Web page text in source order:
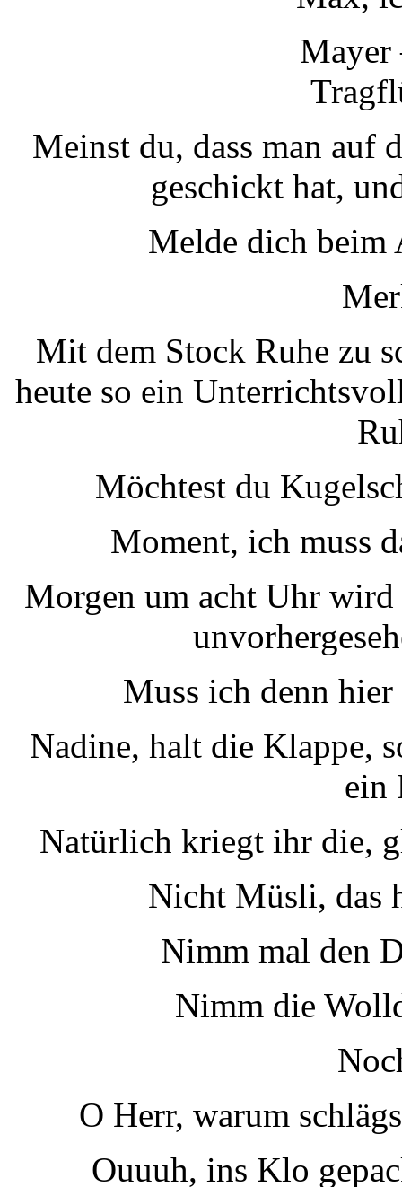
Mayer
Meinst du, dass man auf
geschickt hat,
Melde dich beim
Mit dem Stock Ruhe zu
heute so ein
Möchtest du
Moment, ich muss
Morgen um acht Uhr wird
Muss ich denn
Nadine, halt die Klappe,
ein
Natürlich kriegt ihr die,
Nicht Müsli, das
Nimm mal den
Nimm die
O Herr, warum
Ouuuh, ins Klo